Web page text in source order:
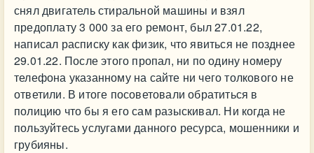
снял двигатель стиральной машины и взял
предоплату 3 000 за его ремонт, был 27.01.22,
написал расписку как физик, что явиться не позднее
29.01.22. После этого пропал, ни по одину номеру
телефона указанному на сайте ни чего толкового не
ответили. В итоге посоветовали обратиться в
полицию что бы я его сам разыскивал. Ни когда не
пользуйтесь услугами данного ресурса, мошенники и
грубияны.